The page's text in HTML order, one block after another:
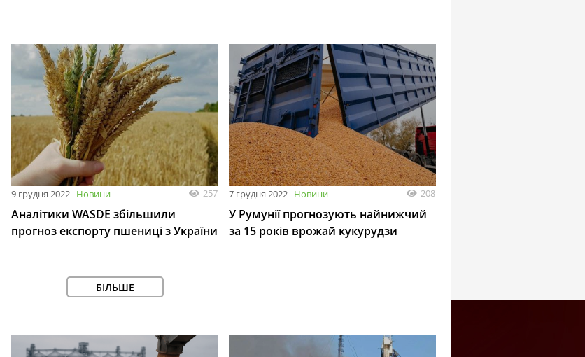
9 грудня 2022 Новини 257
Аналітики WASDE збільшили
прогноз експорту пшениці з України
7 грудня 2022 Новини 208
У Румунії прогнозують найнижчий
за 15 років врожай кукурудзи
БІЛЬШЕ